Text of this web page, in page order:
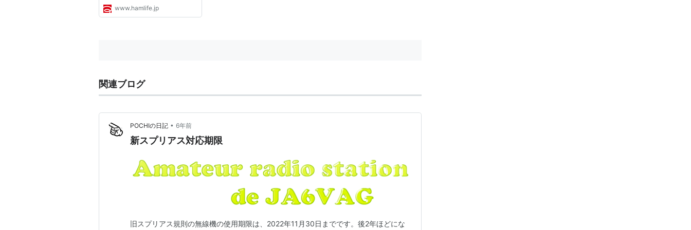
www.hamlife.jp
関連ブログ
POCHIの日記 • 6年前
新スプリアス対応期限
旧スプリアス規則の無線機の使用期限は、2022年11月30日までです。後2年ほどにな